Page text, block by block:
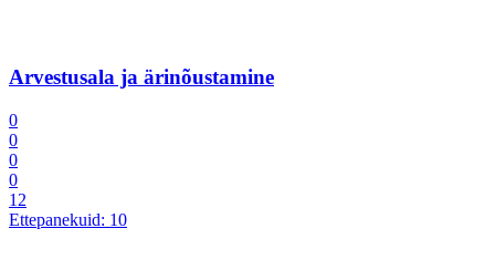
Arvestusala ja ärinõustamine
0
0
0
0
12
Ettepanekuid: 10